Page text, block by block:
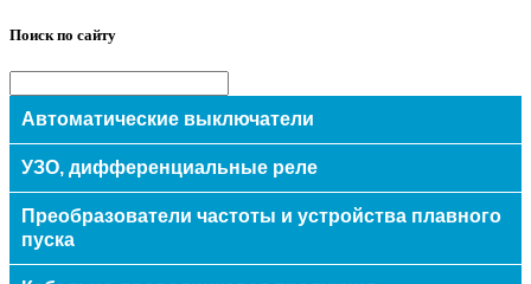
Поиск по сайту
Автоматические выключатели
Модульные
Eaton/Moeller (Германия)
ETI (Словения)
Силовые
УЗО, дифференциальные реле
Авт.выключатели защиты двигателей
УЗО
Преобразователи частоты и устройства плавного
пуска